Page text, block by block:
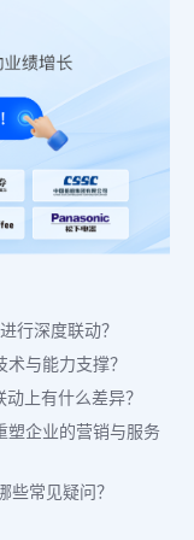
行深度联动？
与能力支撑？
上有什么差异？
塑企业的营销与服务
常见疑问？